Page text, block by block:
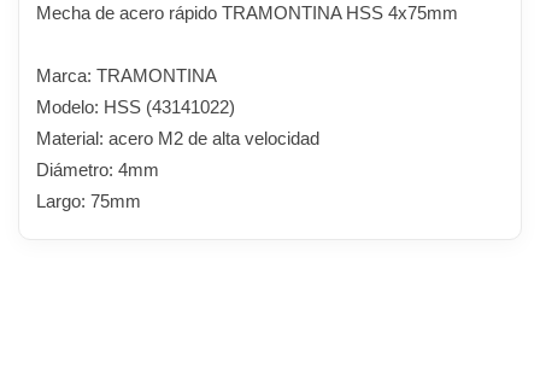
Mecha de acero rápido TRAMONTINA HSS 4x75mm
Marca: TRAMONTINA
Modelo: HSS (43141022)
Material: acero M2 de alta velocidad
Diámetro: 4mm
Largo: 75mm